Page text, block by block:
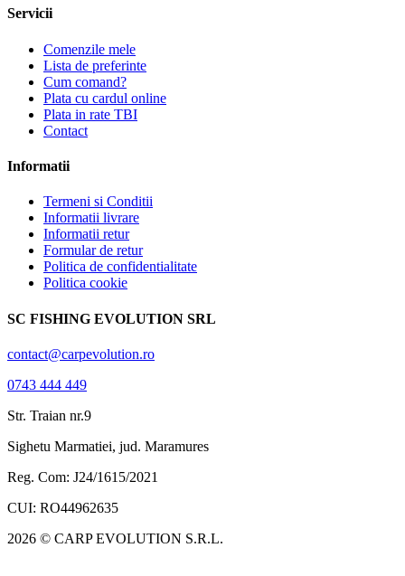
Servicii
Comenzile mele
Lista de preferinte
Cum comand?
Plata cu cardul online
Plata in rate TBI
Contact
Informatii
Termeni si Conditii
Informatii livrare
Informatii retur
Formular de retur
Politica de confidentialitate
Politica cookie
SC FISHING EVOLUTION SRL
contact@carpevolution.ro
0743 444 449
Str. Traian nr.9
Sighetu Marmatiei, jud. Maramures
Reg. Com: J24/1615/2021
CUI: RO44962635
2026 © CARP EVOLUTION S.R.L.